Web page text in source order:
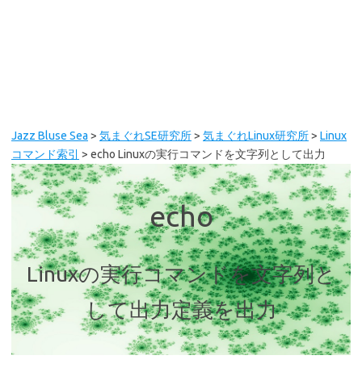
Jazz Bluse Sea > 気まぐれSE研究所> 気まぐれLinux研究所> Linux
コマンド索引
> echo Linuxの実行コマンドを文字列として出力
echo
Linuxの実行コマンドを文字列と
して出力定義を出力